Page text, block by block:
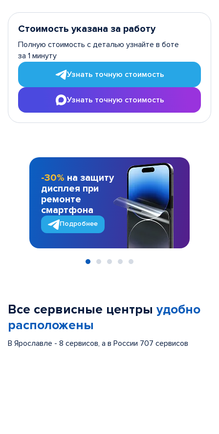
Стоимость указана за работу
Полную стоимость с деталью узнайте в боте
за 1 минуту
Узнать точную стоимость
Узнать точную стоимость
-30% на защиту
дисплея при
ремонте
смартфона
Подробнее
Все сервисные центры удобно
расположены
В Ярославле - 8 сервисов, а в России 707 сервисов